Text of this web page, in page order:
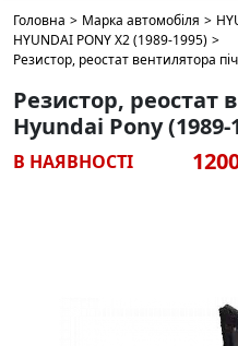
Головна > Марка автомобіля >
HYUNDAI PONY X2 (1989-1995) >
Резистор, реостат вентилятора
Резистор, реостат
Hyundai Pony (1989-
В НАЯВНОСТІ